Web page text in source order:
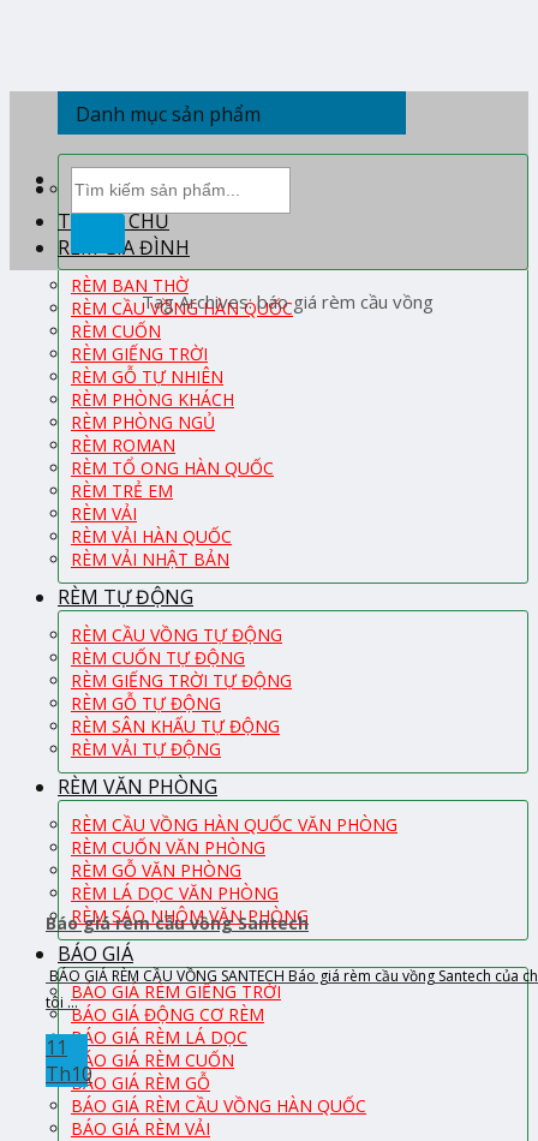
TRANG CHỦ
RÈM GIA ĐÌNH
RÈM BAN THỜ
RÈM CẦU VỒNG HÀN QUỐC
RÈM CUỐN
RÈM GIẾNG TRỜI
RÈM GỖ TỰ NHIÊN
RÈM PHÒNG KHÁCH
RÈM PHÒNG NGỦ
RÈM ROMAN
RÈM TỔ ONG HÀN QUỐC
RÈM TRẺ EM
RÈM VẢI
RÈM VẢI HÀN QUỐC
RÈM VẢI NHẬT BẢN
RÈM TỰ ĐỘNG
RÈM CẦU VỒNG TỰ ĐỘNG
RÈM CUỐN TỰ ĐỘNG
RÈM GIẾNG TRỜI TỰ ĐỘNG
RÈM GỖ TỰ ĐỘNG
RÈM SÂN KHẤU TỰ ĐỘNG
RÈM VẢI TỰ ĐỘNG
RÈM VĂN PHÒNG
RÈM CẦU VỒNG HÀN QUỐC VĂN PHÒNG
RÈM CUỐN VĂN PHÒNG
RÈM GỖ VĂN PHÒNG
RÈM LÁ DỌC VĂN PHÒNG
RÈM SÁO NHÔM VĂN PHÒNG
BÁO GIÁ
BÁO GIÁ RÈM GIẾNG TRỜI
BÁO GIÁ ĐỘNG CƠ RÈM
BÁO GIÁ RÈM LÁ DỌC
BÁO GIÁ RÈM CUỐN
BÁO GIÁ RÈM GỖ
BÁO GIÁ RÈM CẦU VỒNG HÀN QUỐC
BÁO GIÁ RÈM VẢI
Danh mục sản phẩm
kiếm:
Tag Archives:báo giá rèm cầu vồng
Báo giá rèm cầu vồng Santech
BÁO GIÁ RÈM CẦU VỒNG SANTECH Báo giá rèm cầu vồng Santech của
tôi ...
11
Th10